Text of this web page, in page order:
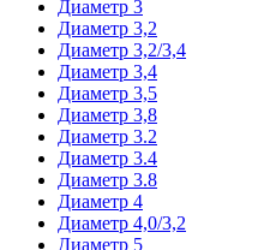
Диаметр 3
Диаметр 3,2
Диаметр 3,2/3,4
Диаметр 3,4
Диаметр 3,5
Диаметр 3,8
Диаметр 3.2
Диаметр 3.4
Диаметр 3.8
Диаметр 4
Диаметр 4,0/3,2
Диаметр 5